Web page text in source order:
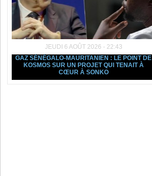
JEUDI 6 AOÛT 2026 - 22:43
GAZ SÉNÉGALO-MAURITANIEN : LE POINT DE
KOSMOS SUR UN PROJET QUI TENAIT À
CŒUR À SONKO